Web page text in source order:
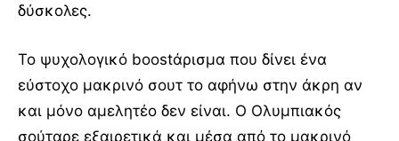
δύσκολες.
Το ψυχολογικό boostάρισμα που δίνει ένα
εύστοχο μακρινό σουτ το αφήνω στην άκρη αν
και μόνο αμελητέο δεν είναι. Ο Ολυμπιακός
σούταρε εξαιρετικά και μέσα από το μακρινό